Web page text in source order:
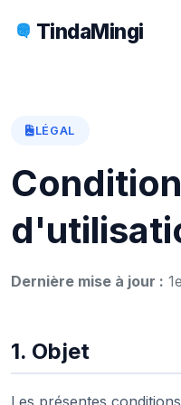
TindaMingi
LÉGAL
Dernière mise à jour :
1. Objet
Les présentes